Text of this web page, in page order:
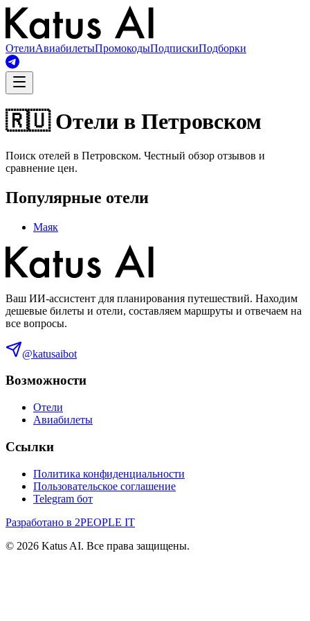
ОтелиАвиабилетыПромокодыПодпискиПодборки
🇷🇺 Отели в Петровском
Поиск отелей в Петровском. Честный обзор отзывов и
сравнение цен.
Популярные отели
Маяк
Ваш ИИ-ассистент для планирования путешествий. Находим
дешевые билеты и отели, составляем маршруты и отвечаем на
все вопросы.
@katusaibot
Возможности
Отели
Авиабилеты
Ссылки
Политика конфиденциальности
Пользовательское соглашение
Telegram бот
Разработано в 2PEOPLE IT
© 2026 Katus AI. Все права защищены.